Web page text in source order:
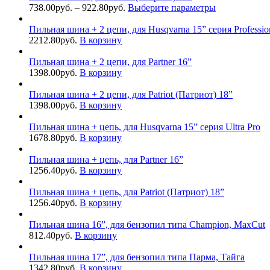
738.00руб. – 922.80руб. Выберите параметры
Пильная шина + 2 цепи, для Husqvarna 15” серия
2212.80руб. В корзину
Пильная шина + 2 цепи, для Partner 16”
1398.00руб. В корзину
Пильная шина + 2 цепи, для Patriot (Патриот) 18”
1398.00руб. В корзину
Пильная шина + цепь, для Husqvarna 15” серия Ultra Pro
1678.80руб. В корзину
Пильная шина + цепь, для Partner 16”
1256.40руб. В корзину
Пильная шина + цепь, для Patriot (Патриот) 18”
1256.40руб. В корзину
Пильная шина 16”, для бензопил типа Champion, MaxCut
812.40руб. В корзину
Пильная шина 17”, для бензопил типа Парма, Тайга
1342.80руб. В корзину